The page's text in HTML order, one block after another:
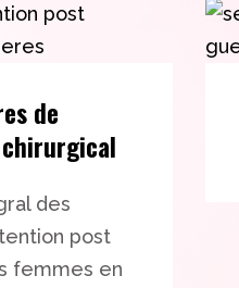
de
des
post
femmes en